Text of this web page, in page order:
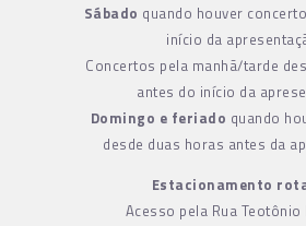
Sábado quando houver
início da
Concertos pela manhã/tarde
antes do início da
Domingo e feriado quando
desde duas horas antes da
Estacionamento
Acesso pela Rua Teotônio